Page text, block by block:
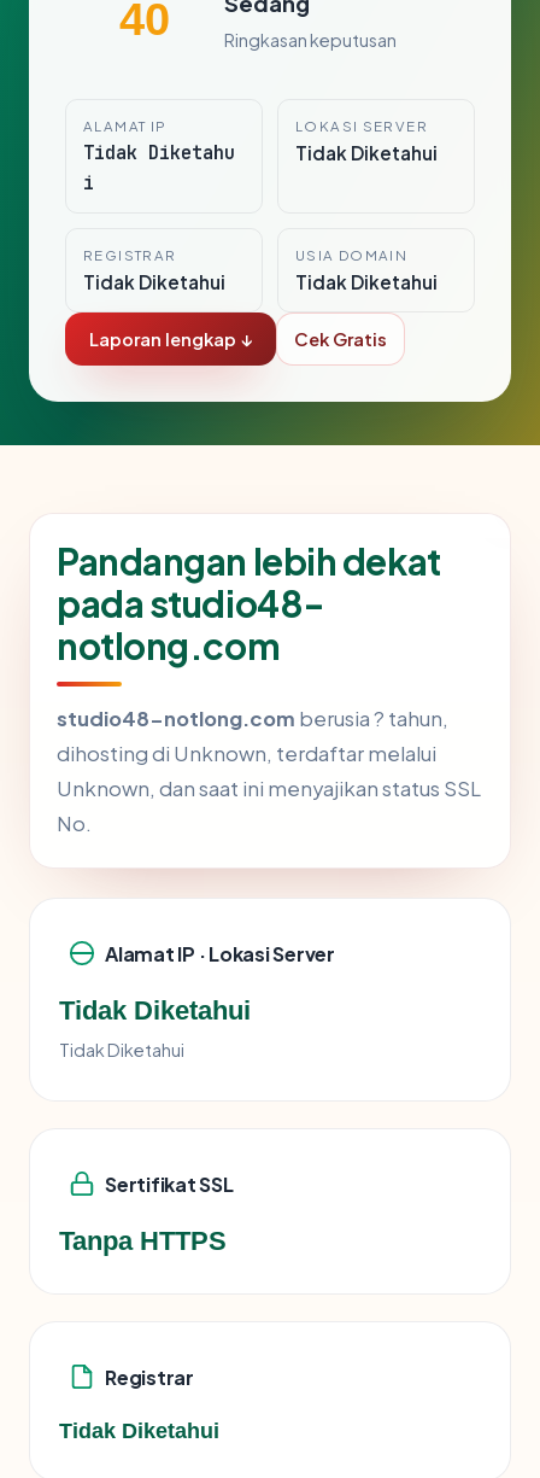
40 Ringkasan keputusan
ALAMAT IP
Tidak Diketahu
i
LOKASI SERVER
Tidak Diketahui
REGISTRAR
Tidak Diketahui
USIA DOMAIN
Tidak Diketahui
Laporan lengkap ↓ Cek Gratis
Pandangan lebih dekat
pada studio48-
notlong.com
studio48-notlong.com berusia ? tahun,
dihosting di Unknown, terdaftar melalui
Unknown, dan saat ini menyajikan status SSL
No.
Alamat IP · Lokasi Server
Tidak Diketahui
Tidak Diketahui
Sertifikat SSL
Tanpa HTTPS
Registrar
Tidak Diketahui